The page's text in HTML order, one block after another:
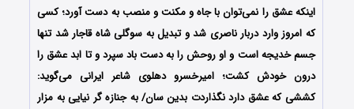
اینکه عشق را نمی‌توان با جاه و مکنت و منصب به دست آورد؛ کسی
که امروز وارد دربار ناصری شد و تبدیل به سوگلی شاه قاجار شد تنها
جسم خدیجه است و او روحش را به دست باد سپرد و تا ابد عشق را
درون خودش کشت؛ امیرخسرو دهلوی شاعر ایرانی می‌گوید:
کششی که عشق دارد نگذاردت بدین سان/ به جنازه گر نیایی به مزار